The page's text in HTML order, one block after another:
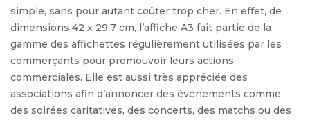
simple, sans pour autant coûter trop cher. En effet, de
dimensions 42 x 29,7 cm, l’affiche A3 fait partie de la
gamme des affichettes régulièrement utilisées par les
commerçants pour promouvoir leurs actions
commerciales. Elle est aussi très appréciée des
associations afin d’annoncer des événements comme
des soirées caritatives, des concerts, des matchs ou des